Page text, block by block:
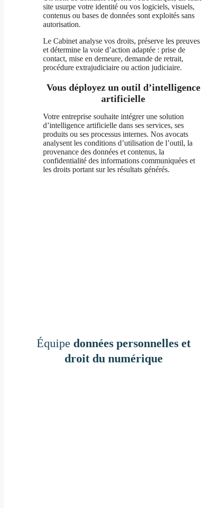
site usurpe votre identité ou vos logiciels, visuels,
contenus ou bases de données sont exploités sans
autorisation.
Le Cabinet analyse vos droits, préserve les preuves
et détermine la voie d’action adaptée : prise de
contact, mise en demeure, demande de retrait,
procédure extrajudiciaire ou action judiciaire.
Vous déployez un outil d’intelligence
artificielle
Votre entreprise souhaite intégrer une solution
d’intelligence artificielle dans ses services, ses
produits ou ses processus internes. Nos avocats
analysent les conditions d’utilisation de l’outil, la
provenance des données et contenus, la
confidentialité des informations communiquées et
les droits portant sur les résultats générés.
Équipe données personnelles et
droit du numérique